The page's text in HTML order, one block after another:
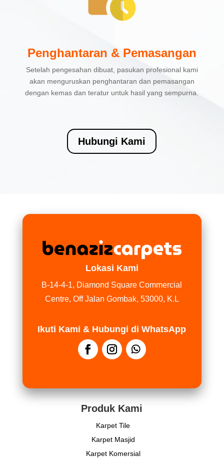
Penghantaran & Pemasangan
Setelah pengesahan dibuat, pasukan profesional kami
akan menguruskan penghantaran dan pemasangan
dengan kemas dan teratur untuk hasil yang sempurna.
Hubungi Kami
Lokasi Kami
B-14-4-1, Diamond Square Commercial
Centre, Off Jalan Gombak, 53000, K.L
Ikuti Kami & Hubungi di WhatsApp
Produk Kami
Karpet Tile
Karpet Masjid
Karpet Komersial